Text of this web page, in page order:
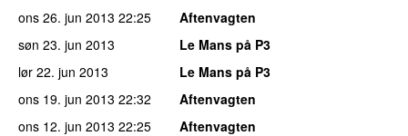
ons 26. jun 2013 22:25
Aftenvagten
søn 23. jun 2013
Le Mans på P3
lør 22. jun 2013
Le Mans på P3
ons 19. jun 2013 22:32
Aftenvagten
ons 12. jun 2013 22:25
Aftenvagten